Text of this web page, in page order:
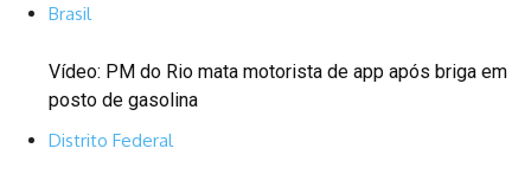
Brasil
Vídeo: PM do Rio mata motorista de app após briga em
posto de gasolina
Distrito Federal